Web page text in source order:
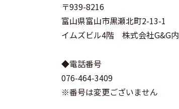
〒939-8216
富山県富山市黒瀬北町2-13-1
イムズビル4階 株式会社G&G内
◆電話番号
076-464-3409
※番号は変更ございません